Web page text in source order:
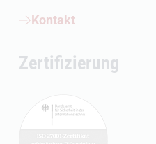
Kontakt
Zertifizierung